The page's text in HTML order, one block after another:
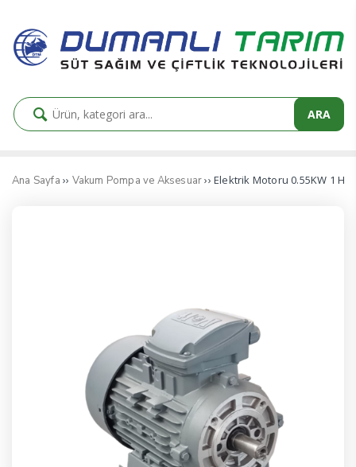
ARA
Ana Sayfa ›› Vakum Pompa ve Aksesuar›› Elektrik Motoru 0.55KW 1 HP